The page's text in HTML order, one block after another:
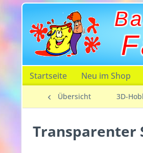
Startseite Neu im Shop
Übersicht 3D-
Transparenter